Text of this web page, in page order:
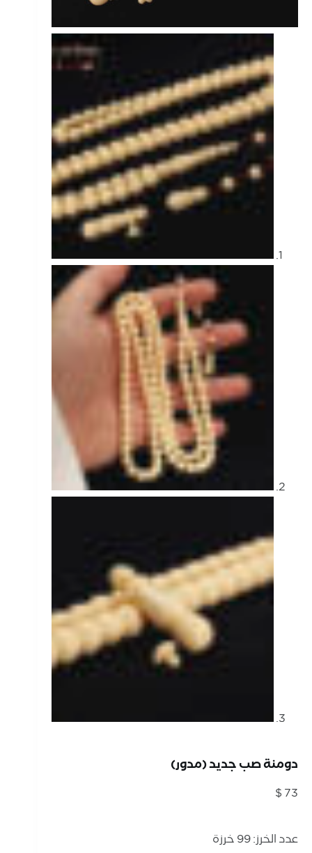
دومنة صب جديد (مدور)
$73
عدد الخرز: 99 خرزة